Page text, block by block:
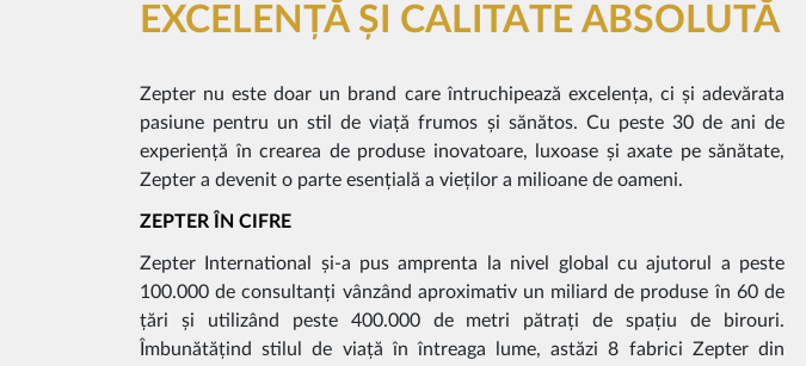
EXCELENȚĂ ȘI CALITATE ABSOLUTĂ
Zepter nu este doar un brand care întruchipează excelența, ci și adevărata
pasiune pentru un stil de viață frumos și sănătos. Cu peste 30 de ani de
experiență în crearea de produse inovatoare, luxoase și axate pe sănătate,
Zepter a devenit o parte esențială a vieților a milioane de oameni.
ZEPTER ÎN CIFRE
Zepter International și-a pus amprenta la nivel global cu ajutorul a peste
100.000 de consultanți vânzând aproximativ un miliard de produse în 60 de
țări și utilizând peste 400.000 de metri pătrați de spațiu de birouri.
Îmbunătățind stilul de viață în întreaga lume, astăzi 8 fabrici Zepter din